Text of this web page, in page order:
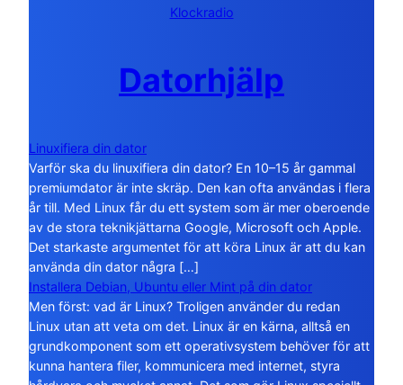
Klockradio
Datorhjälp
Linuxifiera din dator
Varför ska du linuxifiera din dator? En 10–15 år gammal
premiumdator är inte skräp. Den kan ofta användas i flera
år till. Med Linux får du ett system som är mer oberoende
av de stora teknikjättarna Google, Microsoft och Apple.
Det starkaste argumentet för att köra Linux är att du kan
använda din dator några […]
Installera Debian, Ubuntu eller Mint på din dator
Men först: vad är Linux? Troligen använder du redan
Linux utan att veta om det. Linux är en kärna, alltså en
grundkomponent som ett operativsystem behöver för att
kunna hantera filer, kommunicera med internet, styra